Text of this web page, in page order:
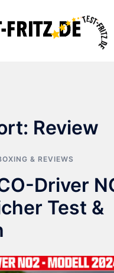
Review
& REVIEWS
Driver
Test &